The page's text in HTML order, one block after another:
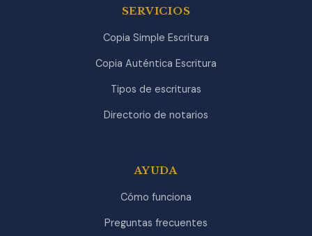
SERVICIOS
Copia Simple Escritura
Copia Auténtica Escritura
Tipos de escrituras
Directorio de notarios
AYUDA
Cómo funciona
Preguntas frecuentes